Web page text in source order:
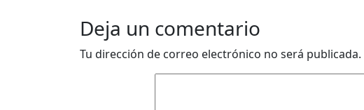
Deja un comentario
Tu dirección de correo electrónico no será publicada.